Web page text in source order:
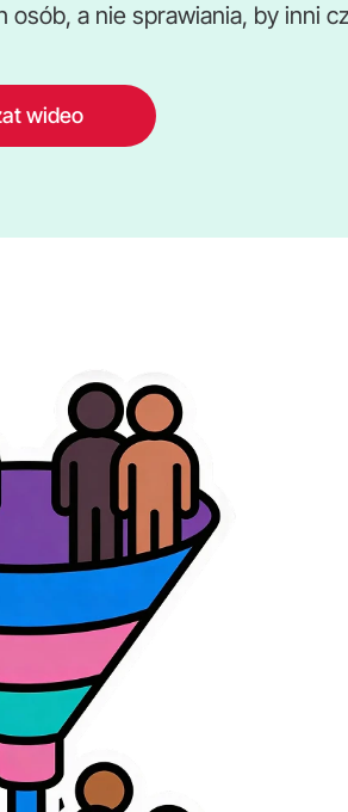
osób, a nie sprawiania, by inni
wideo